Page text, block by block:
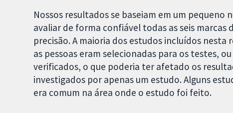
Nossos resultados se baseiam em um
avaliar de forma confiável todas as seis
precisão. A maioria dos estudos incluídos
as pessoas eram selecionadas para os testes,
verificados, o que poderia ter afetado os
investigados por apenas um estudo. Alguns
era comum na área onde o estudo foi feito.